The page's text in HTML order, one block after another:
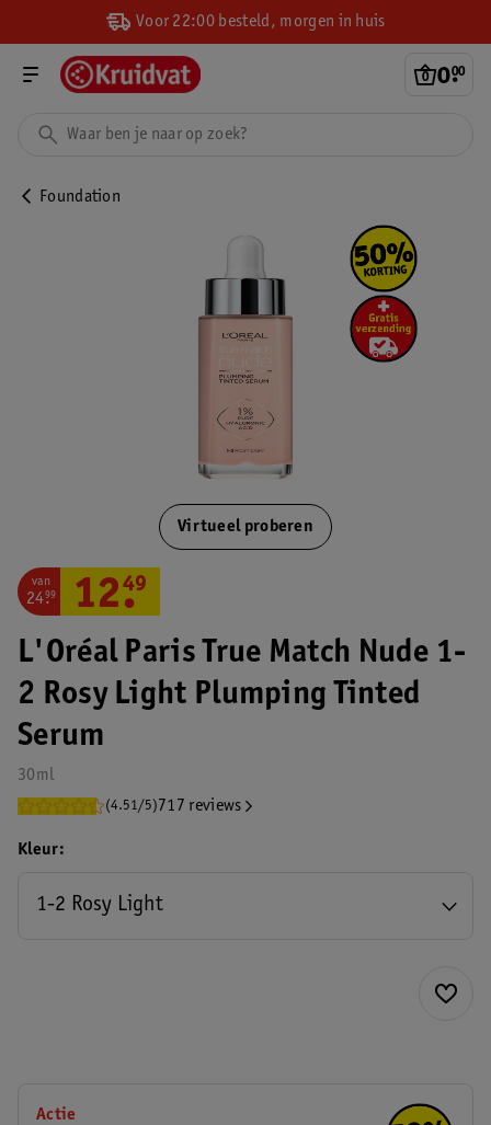
Voor 22:00 besteld, morgen in huis
0.
00
Foundation
Virtueel proberen
L'Oréal Paris True Match Nude 1-
2 Rosy Light Plumping Tinted
Serum
30ml
(4.51/5) 717 reviews
van
24.
99 12.
49
Kleur
1-2 Rosy Light
Actie